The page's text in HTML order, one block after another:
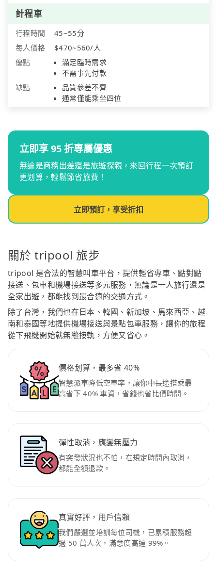
計程車
行程時間
45~55分
每人價格
$470~560/人
優點
滿足臨時需求
不需事先付款
缺點
品質參差不齊
通常僅能乘坐四位
立即享 95 折專屬優惠
無論是商務出差還是旅遊探親，來回行程一次預訂
更划算，輕鬆節省旅費！
立即預訂，享受折扣
關於 tripool 旅步
tripool 是合法的智慧叫車平台，提供輕省專車、點對點
接送、包車和機場接送等多元服務，無論是一人旅行還是
全家出遊，都能找到最合適的交通方式。
除了台灣，我們也在日本、韓國、新加坡、馬來西亞、越
南和泰國等地提供機場接送與景點包車服務，讓你的旅程
從下飛機開始就無縫接軌，方便又省心。
價格划算，最多省 40%
智慧派車降低空車率，讓你中長途搭乘最
高省下 40% 車資，省錢也省比價時間。
彈性取消，應變無壓力
有突發狀況也不怕，在規定時間內取消，
都能全額退款。
真實好評，用戶信賴
我們嚴選並培訓每位司機，已累積服務超
過 50 萬人次，滿意度高達 99%。